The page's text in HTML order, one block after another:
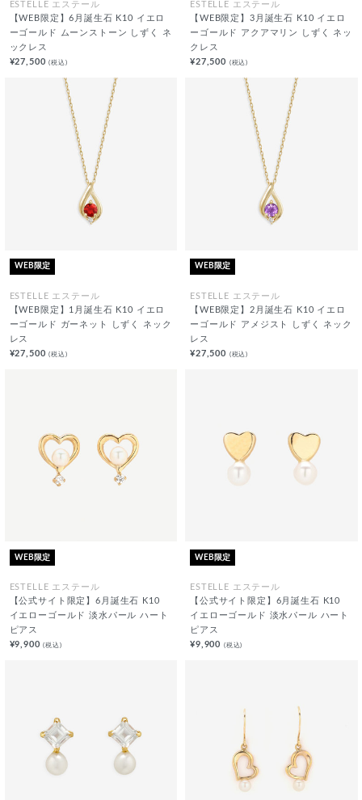
ESTELLE エステール
【WEB限定】6月誕生石 K10 イエロ
ーゴールド ムーンストーン しずく ネ
ックレス
¥27,500(税込)
ESTELLE エステール
【WEB限定】3月誕生石 K10 イエロ
ーゴールド アクアマリン しずく ネッ
クレス
¥27,500 (税込)
WEB限定
ESTELLE エステール
【WEB限定】1月誕生石 K10 イエロ
ーゴールド ガーネット しずく ネック
レス
¥27,500(税込)
WEB限定
ESTELLE エステール
【WEB限定】2月誕生石 K10 イエロ
ーゴールド アメジスト しずく ネック
レス
¥27,500 (税込)
WEB限定
ESTELLE エステール
【公式サイト限定】6月誕生石 K10
イエローゴールド 淡水パール ハート
ピアス
¥9,900(税込)
WEB限定
ESTELLE エステール
【公式サイト限定】6月誕生石 K10
イエローゴールド 淡水パール ハート
ピアス
¥9,900 (税込)